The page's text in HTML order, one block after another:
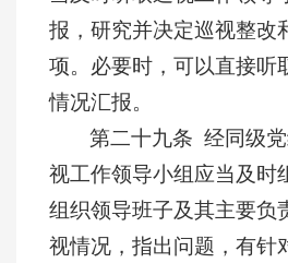
报，研究并决定巡视整改
项。必要时，可以直接听
情况汇报。
第二十九条 经同级
视工作领导小组应当及时
组织领导班子及其主要负
视情况，指出问题，有针